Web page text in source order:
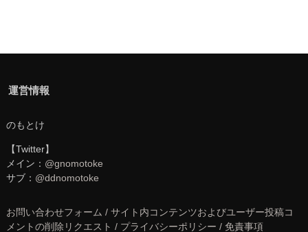
運営情報
のもとけ
【Twitter】
メイン： @gnomotoke
サブ： @ddnomotoke
お問い合わせフォーム / サイト内コンテンツおよびユーザー投稿コ
メントの削除リクエスト / プライバシーポリシー / 免責事項